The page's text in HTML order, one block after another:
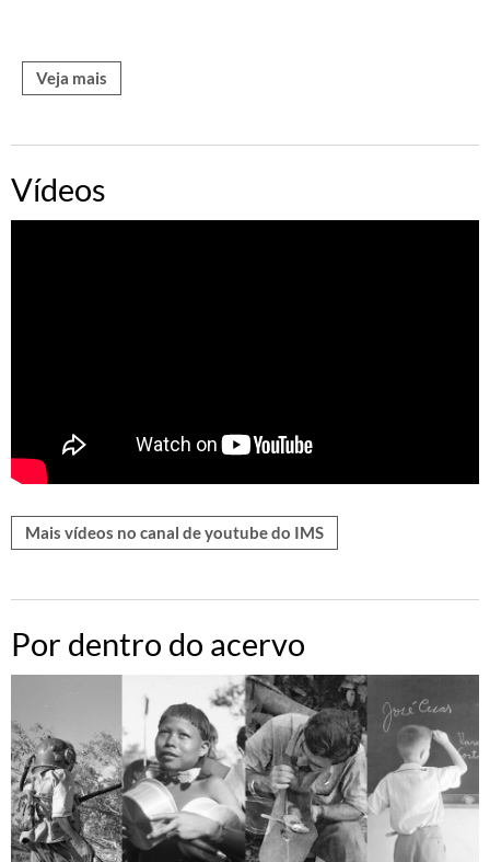
Veja mais
Vídeos
Mais vídeos no canal de youtube do IMS
Por dentro do acervo